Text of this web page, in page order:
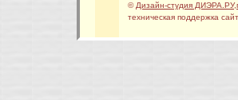
© Дизайн-студия ДИЭРА.РУ,
техническая поддержка